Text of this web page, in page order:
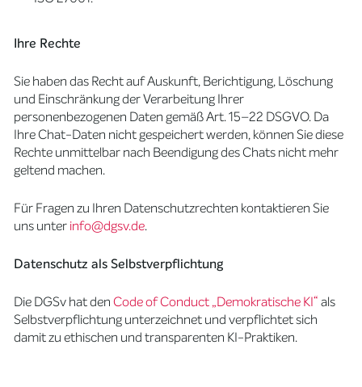
Ihre Rechte
Sie haben das Recht auf Auskunft, Berichtigung, Löschung
und Einschränkung der Verarbeitung Ihrer
personenbezogenen Daten gemäß Art. 15–22 DSGVO. Da
Ihre Chat-Daten nicht gespeichert werden, können Sie diese
Rechte unmittelbar nach Beendigung des Chats nicht mehr
geltend machen.
Für Fragen zu Ihren Datenschutzrechten kontaktieren Sie
uns unterinfo@dgsv.de.
Datenschutz als Selbstverpflichtung
Die DGSv hat denCode of Conduct „Demokratische KI“als
Selbstverpflichtung unterzeichnet und verpflichtet sich
damit zu ethischen und transparenten KI-Praktiken.